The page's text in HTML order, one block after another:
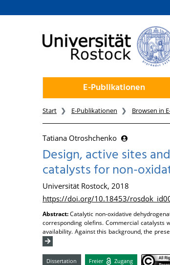
zum Inhalt
E-Publikationen
Start E-Publikationen Browsen in
Tatiana Otroshchenko
Design, active sites
catalysts for non-
Universität Rostock, 2018
https://doi.org/10.18453/
Abstract:Catalytic non-oxidative
corresponding olefins. Commercial catalysts
availability. Against this background, the
Dissertation Freier Zugang